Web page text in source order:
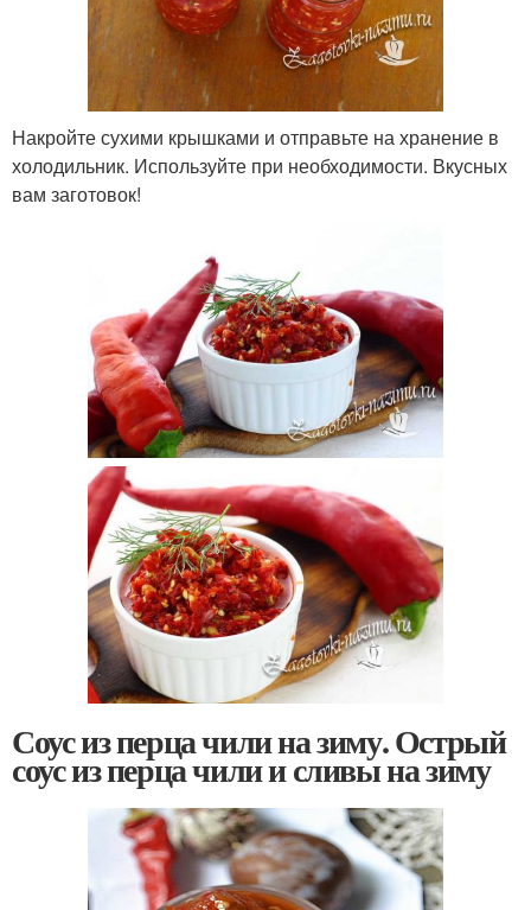
Накройте сухими крышками и отправьте на хранение в
холодильник. Используйте при необходимости. Вкусных
вам заготовок!
Соус из перца чили на зиму. Острый
соус из перца чили и сливы на зиму